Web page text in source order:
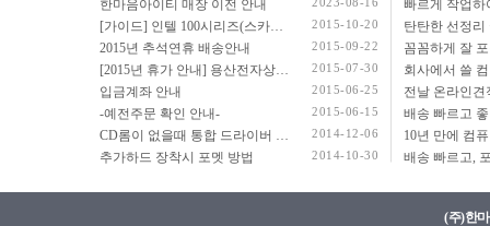
한마음아이티 매장 이전 안내
[가이드] 인텔 100시리즈(스카이레이크보드) 에서 윈도우7 USB 설치 방법 소개 2015-10-20
2015년 추석연휴 배송안내 2015-09-22
[2015년 휴가 안내] 용산전자상가 여름 휴가 안내 2015-07-30
입금계좌 안내 2015-06-25
-예전주문 확인 안내- 2015-06-15
CD롬이 없을때 통합 드라이버 설치법 2014-12-06
추가하드 장착시 포멧 방법 2014-10-30
탄탄한 선정리
(주)한